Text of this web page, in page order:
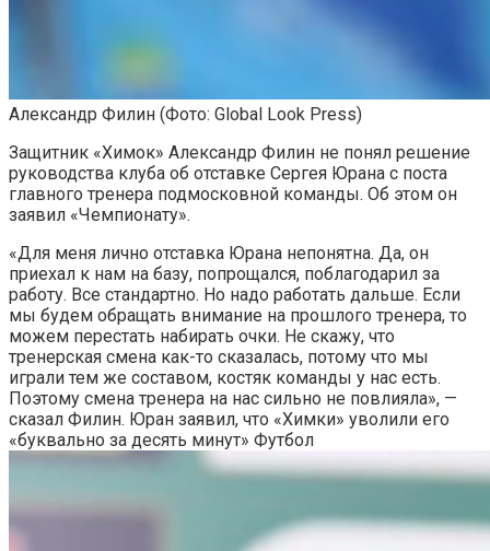
Александр Филин (Фото: Global Look Press)
Защитник «Химок» Александр Филин не понял решение
руководства клуба об отставке Сергея Юрана с поста
главного тренера подмосковной команды. Об этом он
заявил «Чемпионату».
«Для меня лично отставка Юрана непонятна. Да, он
приехал к нам на базу, попрощался, поблагодарил за
работу. Все стандартно. Но надо работать дальше. Если
мы будем обращать внимание на прошлого тренера, то
можем перестать набирать очки. Не скажу, что
тренерская смена как-то сказалась, потому что мы
играли тем же составом, костяк команды у нас есть.
Поэтому смена тренера на нас сильно не повлияла», —
сказал Филин. Юран заявил, что «Химки» уволили его
«буквально за десять минут» Футбол